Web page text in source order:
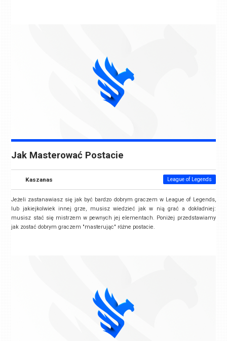
Jak Masterować Postacie
Kaszanas League of Legends
Jeżeli zastanawiasz się jak być bardzo dobrym graczem w League of Legends,
lub jakiejkolwiek innej grze, musisz wiedzieć jak w nią grać a dokładniej:
musisz stać się mistrzem w pewnych jej elementach. Poniżej przedstawiamy
jak zostać dobrym graczem "masterując" różne postacie.